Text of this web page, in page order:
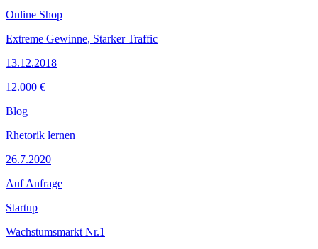
Online Shop
Extreme Gewinne, Starker Traffic
13.12.2018
12.000 €
Blog
Rhetorik lernen
26.7.2020
Auf Anfrage
Startup
Wachstumsmarkt Nr.1